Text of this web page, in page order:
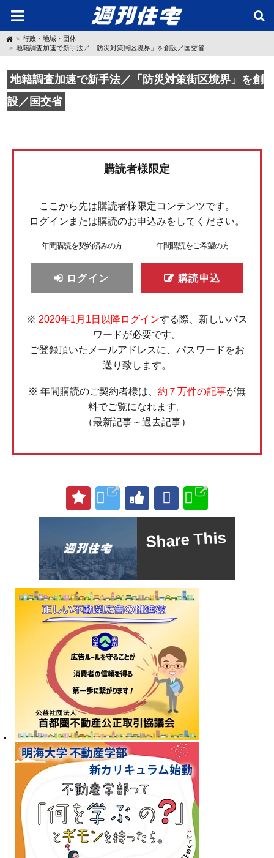
H
o
m
行政・地域・団体
地籍調査加速で新手法／「防災対策街区境界」を創設／国交省
地籍調査加速で新手法／「防災対策街区境界」を創
設／国交省
購読者様限定
ここから先は購読者様限定コンテンツです。
ログインまたは購読のお申込みをしてください。
年間購読を契約済みの方
ログイン
年間購読をご希望の方
購読申込
※ 2020年1月1日以降ログインする際、新しいパス
ワードが必要です。
ご登録頂いたメールアドレスに、パスワードをお
送り致します。
※ 年間購読のご契約者様は、 約７万件の記事が無
料でご覧になれます。
（最新記事～過去記事）
Share This